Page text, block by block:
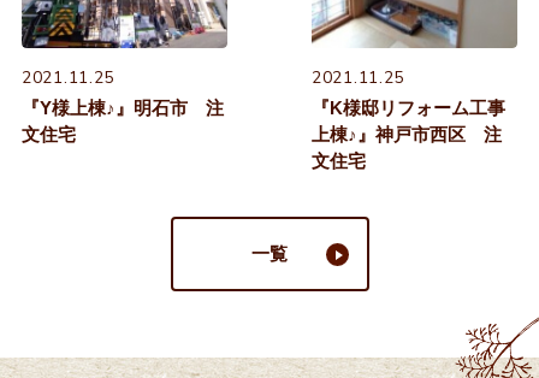
2021.11.25
『Y様上棟♪』明石市 注
文住宅
2021.11.25
『K様邸リフォーム工事
上棟♪』神戸市西区 注
文住宅
一覧